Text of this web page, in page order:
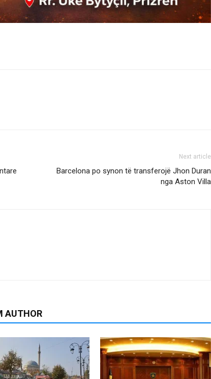
Next article
Barcelona po synon të transferojë Jhon Duran
nga Aston Villa
AUTHOR